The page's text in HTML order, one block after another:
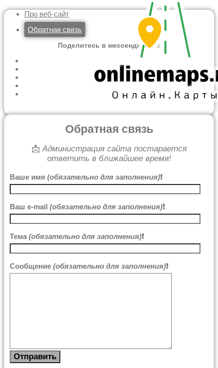
Про веб-сайт
Обратная связь
Поделитесь в мессенджерах!
Обратная связь
📩Администрация сайта постарается
ответить в ближайшее время!
Ваше имя (обязательно для заполнения)❗
Ваш e-mail (обязательно для заполнения)❗
Тема (обязательно для заполнения)❗
Сообщение (обязательно для заполнения)❗